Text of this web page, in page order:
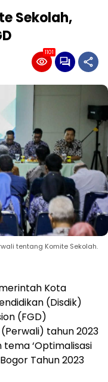
Sekolah,
1101
tentang Komite Sekolah.
Kota
(Disdik)
(FGD)
tahun 2023
‘Optimalisasi
Tahun 2023